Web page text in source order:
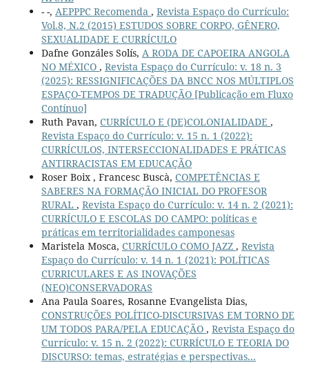
- -, AEPPPC Recomenda , Revista Espaço do Currículo:
Vol.8, N.2 (2015) ESTUDOS SOBRE CORPO, GÊNERO,
SEXUALIDADE E CURRÍCULO
Dafne Gonzáles Solís, A RODA DE CAPOEIRA ANGOLA
NO MÉXICO , Revista Espaço do Currículo: v. 18 n. 3
(2025): RESSIGNIFICAÇÕES DA BNCC NOS MÚLTIPLOS
ESPAÇO-TEMPOS DE TRADUÇÃO [Publicação em Fluxo
Contínuo]
Ruth Pavan, CURRÍCULO E (DE)COLONIALIDADE ,
Revista Espaço do Currículo: v. 15 n. 1 (2022):
CURRÍCULOS, INTERSECCIONALIDADES E PRÁTICAS
ANTIRRACISTAS EM EDUCAÇÃO
Roser Boix , Francesc Buscà, COMPETÊNCIAS E
SABERES NA FORMAÇÃO INICIAL DO PROFESOR
RURAL , Revista Espaço do Currículo: v. 14 n. 2 (2021):
CURRÍCULO E ESCOLAS DO CAMPO: políticas e
práticas em territorialidades camponesas
Maristela Mosca, CURRÍCULO COMO JAZZ , Revista
Espaço do Currículo: v. 14 n. 1 (2021): POLÍTICAS
CURRICULARES E AS INOVAÇÕES
(NEO)CONSERVADORAS
Ana Paula Soares, Rosanne Evangelista Dias,
CONSTRUÇÕES POLÍTICO-DISCURSIVAS EM TORNO DE
UM TODOS PARA/PELA EDUCAÇÃO , Revista Espaço do
Currículo: v. 15 n. 2 (2022): CURRÍCULO E TEORIA DO
DISCURSO: temas, estratégias e perspectivas...